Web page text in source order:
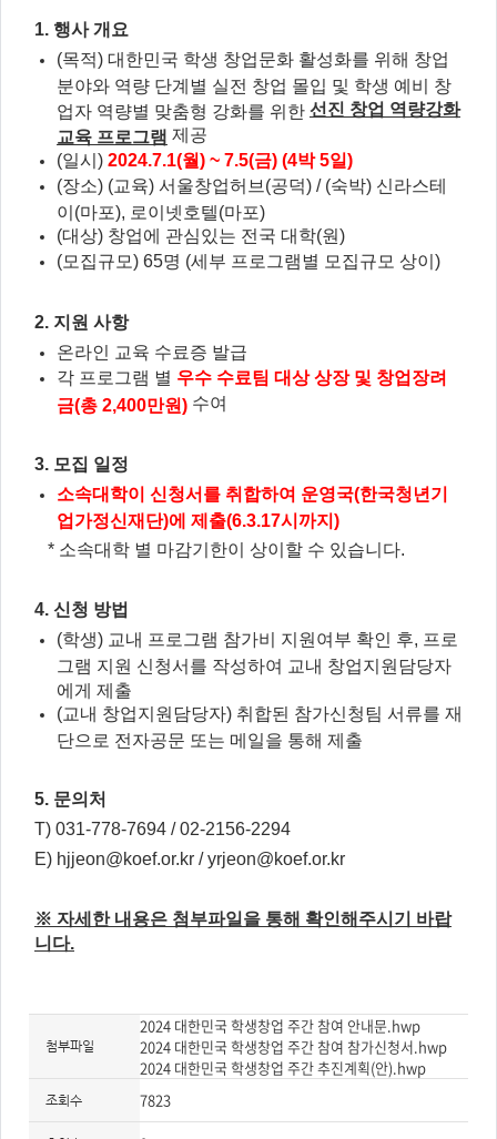
1. 행사 개요
(목적) 대한민국 학생 창업문화 활성화를 위해 창업
분야와 역량 단계별 실전 창업 몰입 및 학생 예비 창
업자 역량별 맞춤형 강화를 위한 선진 창업 역량강화
교육 프로그램 제공
(일시) 2024.7.1(월) ~ 7.5(금) (4박 5일)
(장소) (교육) 서울창업허브(공덕) / (숙박) 신라스테
이(마포), 로이넷호텔(마포)
(대상) 창업에 관심있는 전국 대학(원)
(모집규모) 65명 (세부 프로그램별 모집규모 상이)
2. 지원 사항
온라인 교육 수료증 발급
각 프로그램 별 우수 수료팀 대상 상장 및 창업장려
금(총 2,400만원) 수여
3. 모집 일정
소속대학이 신청서를 취합하여 운영국(한국청년기
업가정신재단)에 제출(6.3.17시까지)
* 소속대학 별 마감기한이 상이할 수 있습니다.
4. 신청 방법
(학생) 교내 프로그램 참가비 지원여부 확인 후, 프로
그램 지원 신청서를 작성하여 교내 창업지원담당자
에게 제출
(교내 창업지원담당자) 취합된 참가신청팀 서류를 재
단으로 전자공문 또는 메일을 통해 제출
5. 문의처
T) 031-778-7694 / 02-2156-2294
E) hjjeon@koef.or.kr / yrjeon@koef.or.kr
※ 자세한 내용은 첨부파일을 통해 확인해주시기 바랍
니다.
첨부파일
2024 대한민국 학생창업 주간 참여 안내문.hwp
2024 대한민국 학생창업 주간 참여 참가신청서.hwp
2024 대한민국 학생창업 주간 추진계획(안).hwp
조회수 7823